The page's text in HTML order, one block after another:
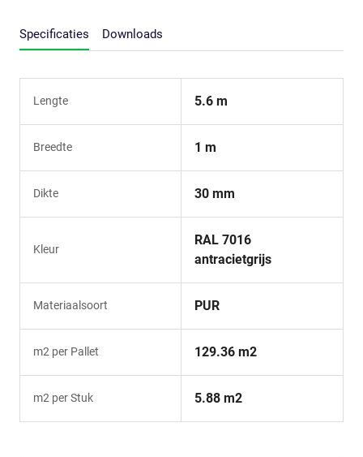
Specificaties Downloads
Lengte 5.6 m
Breedte 1 m
Dikte 30 mm
Kleur
RAL 7016
antracietgrijs
Materiaalsoort PUR
m2 per Pallet 129.36 m2
m2 per Stuk 5.88 m2